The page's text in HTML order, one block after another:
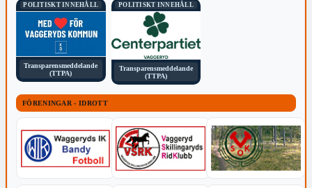
POLITISKT INNEHÅLL
Transparensmeddelande
(TTPA)
POLITISKT INNEHÅLL
Transparensmeddelande
(TTPA)
FÖRENINGAR - IDROTT